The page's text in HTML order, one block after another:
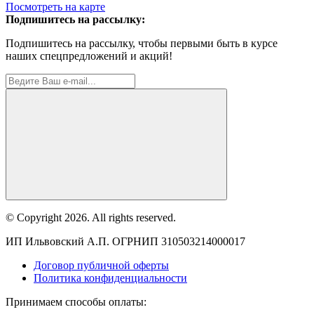
Посмотреть на карте
Подпишитесь на рассылку:
Подпишитесь на рассылку, чтобы первыми быть в курсе
наших спецпредложений и акций!
© Copyright 2026. All rights reserved.
ИП Ильвовский А.П. ОГРНИП 310503214000017
Договор публичной оферты
Политика конфиденциальности
Принимаем способы оплаты: